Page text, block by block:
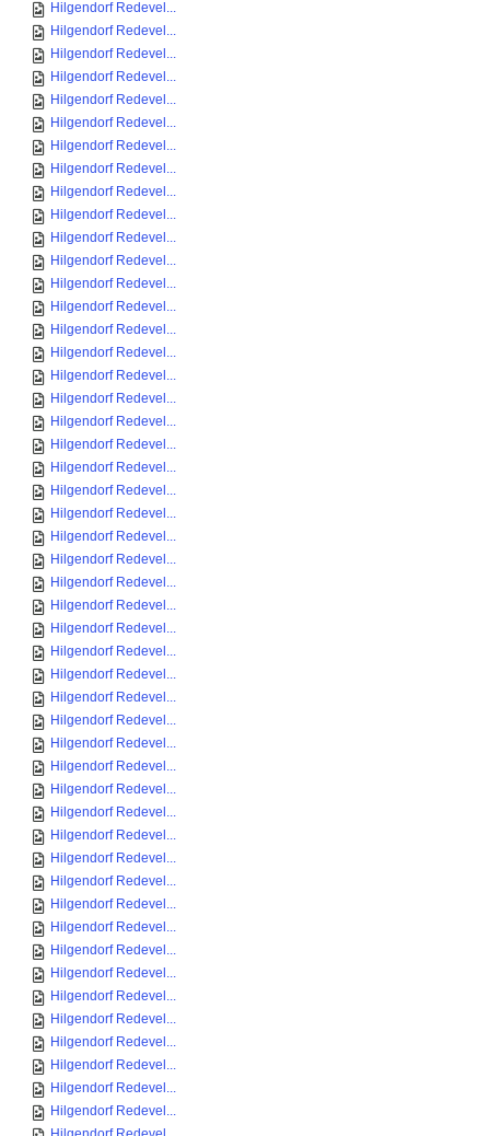
Hilgendorf Redevel...
Hilgendorf Redevel...
Hilgendorf Redevel...
Hilgendorf Redevel...
Hilgendorf Redevel...
Hilgendorf Redevel...
Hilgendorf Redevel...
Hilgendorf Redevel...
Hilgendorf Redevel...
Hilgendorf Redevel...
Hilgendorf Redevel...
Hilgendorf Redevel...
Hilgendorf Redevel...
Hilgendorf Redevel...
Hilgendorf Redevel...
Hilgendorf Redevel...
Hilgendorf Redevel...
Hilgendorf Redevel...
Hilgendorf Redevel...
Hilgendorf Redevel...
Hilgendorf Redevel...
Hilgendorf Redevel...
Hilgendorf Redevel...
Hilgendorf Redevel...
Hilgendorf Redevel...
Hilgendorf Redevel...
Hilgendorf Redevel...
Hilgendorf Redevel...
Hilgendorf Redevel...
Hilgendorf Redevel...
Hilgendorf Redevel...
Hilgendorf Redevel...
Hilgendorf Redevel...
Hilgendorf Redevel...
Hilgendorf Redevel...
Hilgendorf Redevel...
Hilgendorf Redevel...
Hilgendorf Redevel...
Hilgendorf Redevel...
Hilgendorf Redevel...
Hilgendorf Redevel...
Hilgendorf Redevel...
Hilgendorf Redevel...
Hilgendorf Redevel...
Hilgendorf Redevel...
Hilgendorf Redevel...
Hilgendorf Redevel...
Hilgendorf Redevel...
Hilgendorf Redevel...